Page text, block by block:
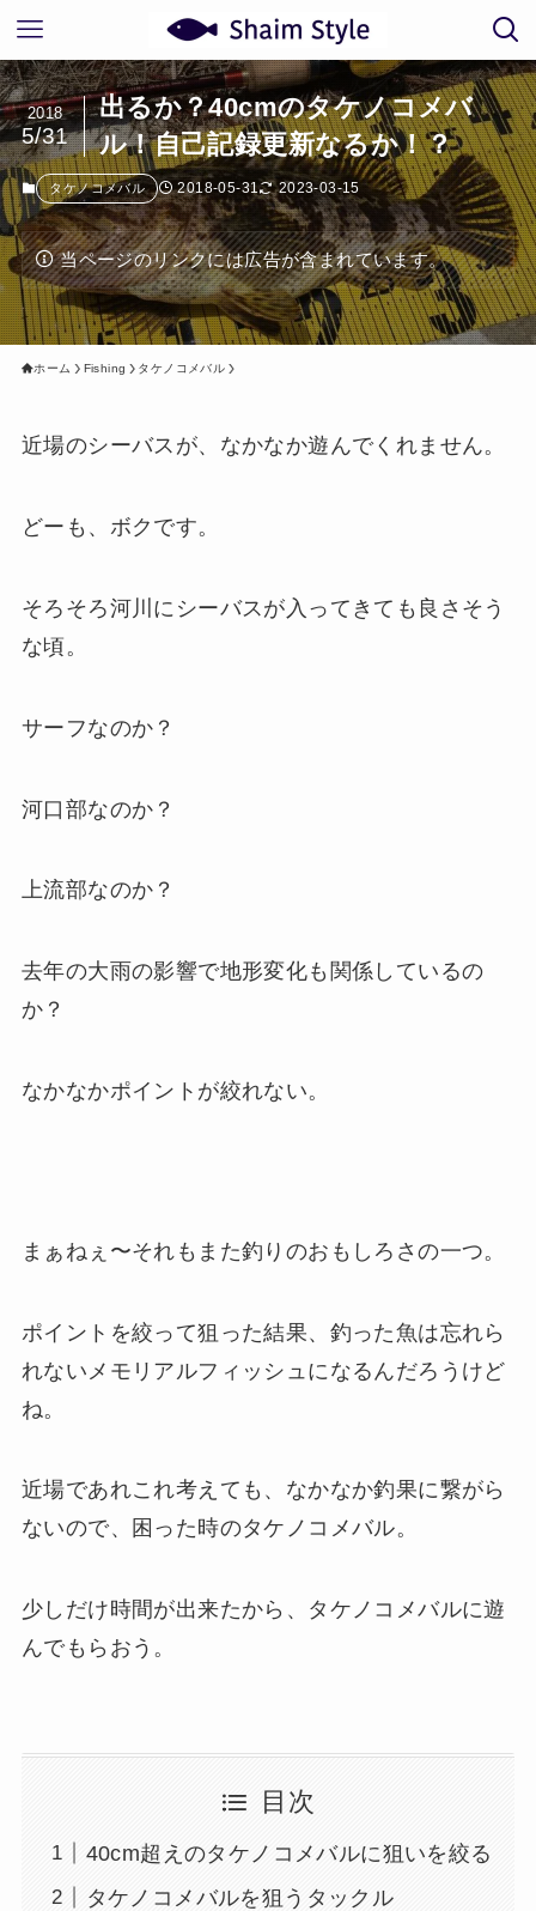
出るか？40cmのタケノコメバ
ル！自己記録更新なるか！？
2018
5/31
タケノコメバル 2018-05-31 2023-03-15
当ページのリンクには広告が含まれています。
ホーム Fishing タケノコメバル
近場のシーバスが、なかなか遊んでくれません。
どーも、ボクです。
そろそろ河川にシーバスが入ってきても良さそう
な頃。
サーフなのか？
河口部なのか？
上流部なのか？
去年の大雨の影響で地形変化も関係しているの
か？
なかなかポイントが絞れない。
まぁねぇ〜それもまた釣りのおもしろさの一つ。
ポイントを絞って狙った結果、釣った魚は忘れら
れないメモリアルフィッシュになるんだろうけど
ね。
近場であれこれ考えても、なかなか釣果に繋がら
ないので、困った時のタケノコメバル。
少しだけ時間が出来たから、タケノコメバルに遊
んでもらおう。
目次
40cm超えのタケノコメバルに狙いを絞る
タケノコメバルを狙うタックル